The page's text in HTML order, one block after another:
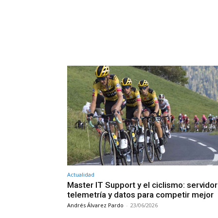
Actualidad
Master IT Support y el ciclismo:
telemetría y datos para competir mejor
Andrés Álvarez Pardo - 23/06/2026